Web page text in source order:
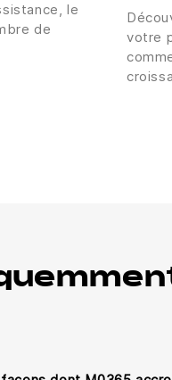
le
de
votre